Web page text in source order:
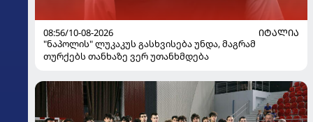
08:56/10-08-2026
ᲘᲢᲐᲚᲘᲐ
"ნაპოლის" ლუკაკუს გასხვისება უნდა, მაგრამ
თურქებს თანხაზე ვერ უთანხმდება